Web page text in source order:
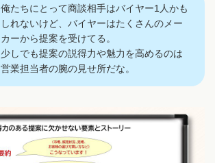
俺たちにとって商談相手はバイヤー1人かも
しれないけど、バイヤーはたくさんのメー
カーから提案を受けてる。
少しでも提案の説得力や魅力を高めるのは
営業担当者の腕の見せ所だな。